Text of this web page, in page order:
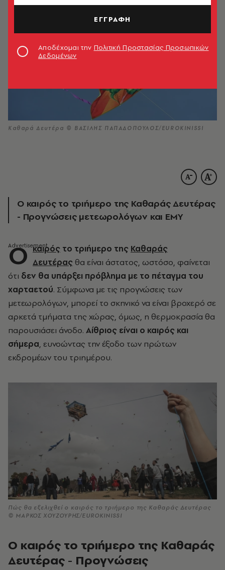
Καθαρά Δευτέρα © ΒΑΣΙΛΗΣ ΠΑΠΑΔΟΠΟΥΛΟΣ/EUROKINISSI
Ο καιρός το τριήμερο της Καθαράς Δευτέρας
- Προγνώσεις μετεωρολόγων και ΕΜΥ
Ο καιρός το τριήμερο της Καθαράς
Δευτέρας θα είναι άστατος, ωστόσο, φαίνεται
ότι δεν θα υπάρξει πρόβλημα με το πέταγμα του
χαρταετού. Σύμφωνα με τις προγνώσεις των
μετεωρολόγων, μπορεί το σκηνικό να είναι βροχερό σε
αρκετά τμήματα της χώρας, όμως, η θερμοκρασία θα
παρουσιάσει άνοδο. Αίθριος είναι ο καιρός και
σήμερα, ευνοώντας την έξοδο των πρώτων
εκδρομέων του τριημέρου.
Πώς θα εξελιχθεί ο καιρός το τριήμερο της Καθαράς Δευτέρας
© ΜΑΡΚΟΣ ΧΟΥΖΟΥΡΗΣ/EUROKINISSI
Ο καιρός το τριήμερο της Καθαράς
Δευτέρας - Προγνώσεις
ΕΓΓΡΑΦΗ
Αποδέχομαι την Πολιτική Προστασίας Προσωπικών
Δεδομένων